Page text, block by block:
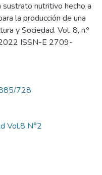
sustrato nutritivo hecho a
la producción de una
y Sociedad. Vol. 8, n.º
ISSN-E 2709-
728
Vol.8 N°2